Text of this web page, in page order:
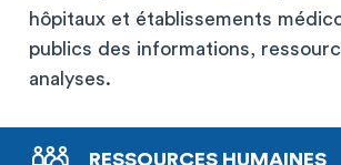
hôpitaux et établissements
publics des informations,
analyses.
RESSOURCES HUMAINES